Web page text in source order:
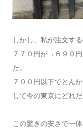
しかし、私が注文す
７７０円が→６９０
た。
７００円以下でとん
して今の東京にどれ
この驚きの安さで一